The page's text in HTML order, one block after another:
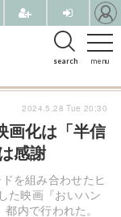
menu
search
画化は「半信
感謝
を組み合わせたヒ
た映画『おいハン
内で行われた。
2024.5.28 Tue 20:30